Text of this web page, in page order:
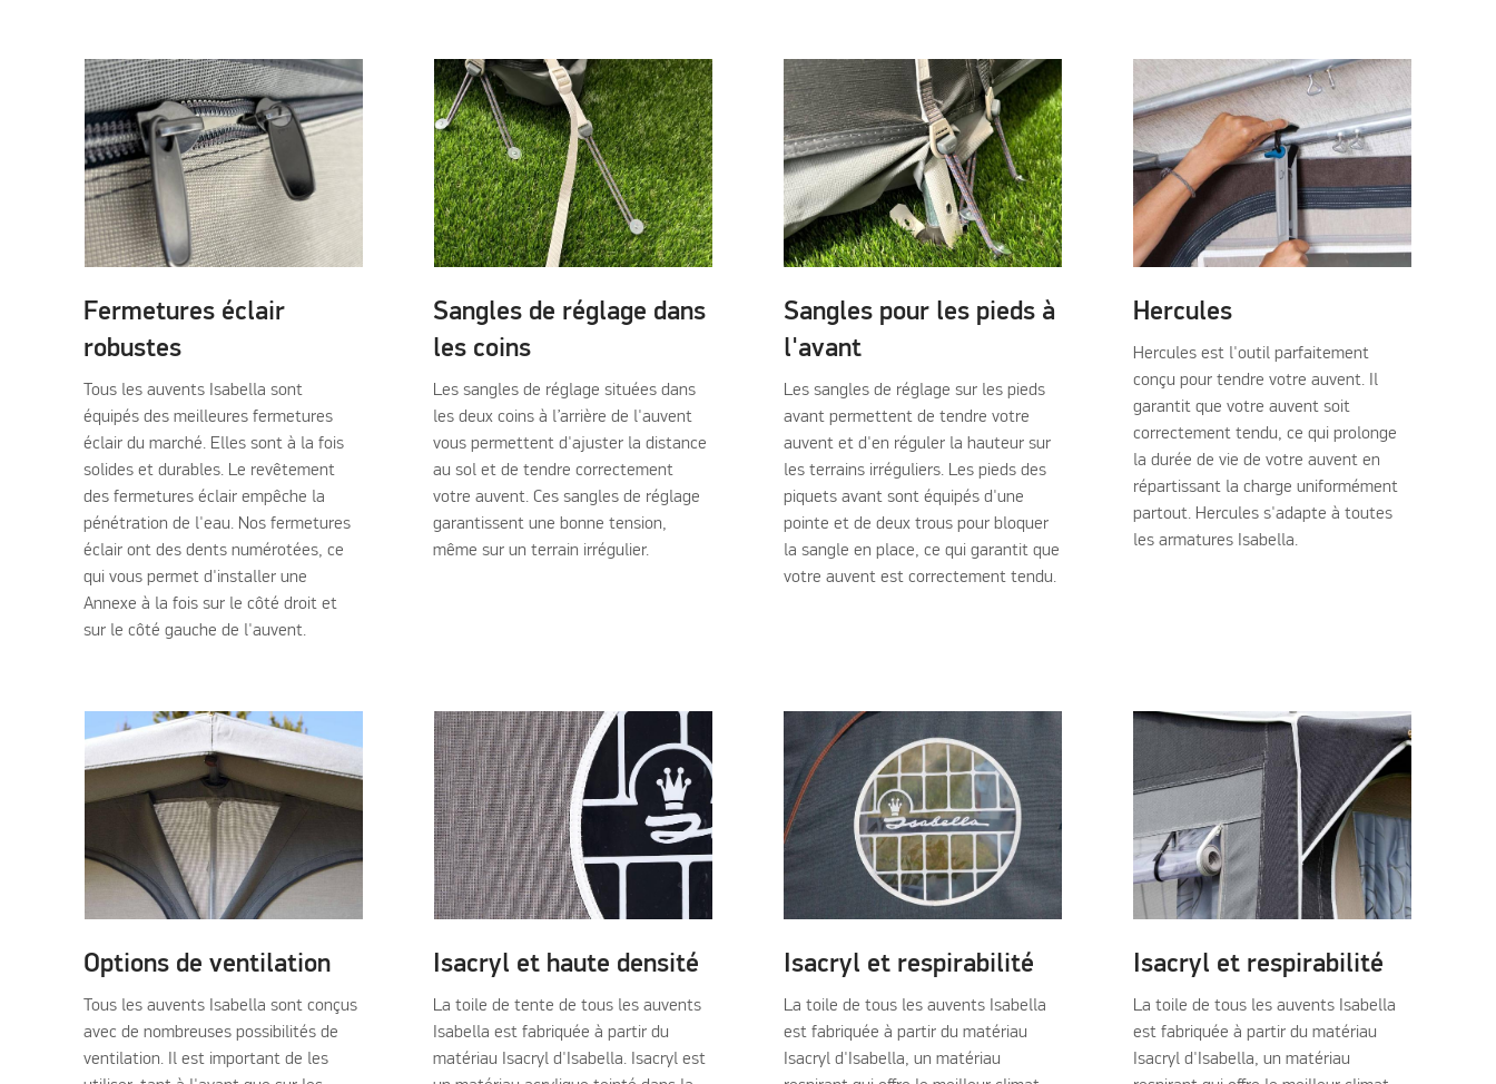
Fermetures éclair
robustes
Tous les auvents Isabella sont
équipés des meilleures fermetures
éclair du marché. Elles sont à la fois
solides et durables. Le revêtement
des fermetures éclair empêche la
pénétration de l'eau. Nos fermetures
éclair ont des dents numérotées, ce
qui vous permet d'installer une
Annexe à la fois sur le côté droit et
sur le côté gauche de l'auvent.
Sangles de réglage dans
les coins
Les sangles de réglage situées dans
les deux coins à l’arrière de l'auvent
vous permettent d'ajuster la distance
au sol et de tendre correctement
votre auvent. Ces sangles de réglage
garantissent une bonne tension,
même sur un terrain irrégulier.
Sangles pour les pieds à
l'avant
Les sangles de réglage sur les pieds
avant permettent de tendre votre
auvent et d'en réguler la hauteur sur
les terrains irréguliers. Les pieds des
piquets avant sont équipés d'une
pointe et de deux trous pour bloquer
la sangle en place, ce qui garantit que
votre auvent est correctement tendu.
Hercules
Hercules est l'outil parfaitement
conçu pour tendre votre auvent. Il
garantit que votre auvent soit
correctement tendu, ce qui prolonge
la durée de vie de votre auvent en
répartissant la charge uniformément
partout. Hercules s'adapte à toutes
les armatures Isabella.
Options de ventilation
Tous les auvents Isabella sont conçus
avec de nombreuses possibilités de
ventilation. Il est important de les
Isacryl et haute densité
La toile de tente de tous les auvents
Isabella est fabriquée à partir du
matériau Isacryl d'Isabella. Isacryl est
Isacryl et respirabilité
La toile de tous les auvents Isabella
est fabriquée à partir du matériau
Isacryl d'Isabella, un matériau
Isacryl et respirabilité
La toile de tous les auvents Isabella
est fabriquée à partir du matériau
Isacryl d'Isabella, un matériau